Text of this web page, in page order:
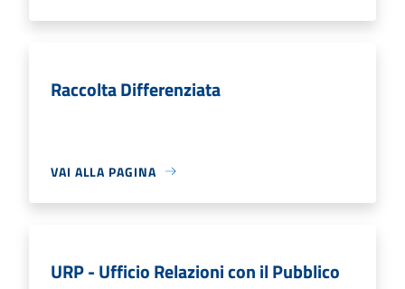
Raccolta Differenziata
VAI ALLA PAGINA
URP - Ufficio Relazioni con il Pubblico